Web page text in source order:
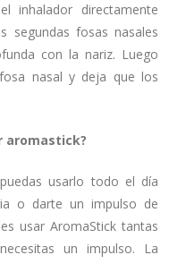
inhalador directamente
segundas fosas nasales
con la nariz. Luego
nasal y deja que los
aromastick?
usarlo todo el día
o darte un impulso de
usar AromaStick tantas
un impulso. La